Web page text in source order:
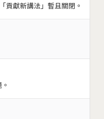
貢獻新講法」暫且關閉。